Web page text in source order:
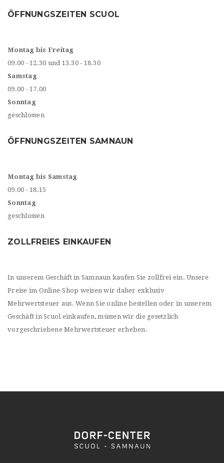
ÖFFNUNGSZEITEN SCUOL
Montag bis Freitag
09.00 - 12.30 und 13.30 - 18.30
Samstag
09.00 - 17.00
Sonntag
geschlossen
ÖFFNUNGSZEITEN SAMNAUN
Montag bis Samstag
09.00 - 18.15
Sonntag
geschlossen
ZOLLFREIES EINKAUFEN
In unserem Geschäft in Samnaun kaufen Sie zollfrei ein. Unsere
Preise im Online-Shop weisen wir daher exklusiv
Mehrwertsteuer aus. Wenn Sie online bestellen oder in unserem
Geschäft in Scuol einkaufen, müssen wir die gesetzlich
vorgeschriebene Mehrwertsteuer erheben.